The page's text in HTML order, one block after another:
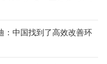
：中国找到了高效改善环